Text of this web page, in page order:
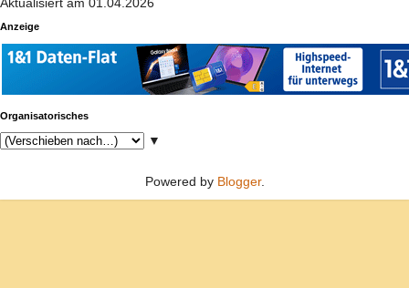
Anzeige
Organisatorisches
▼
Powered by Blogger.